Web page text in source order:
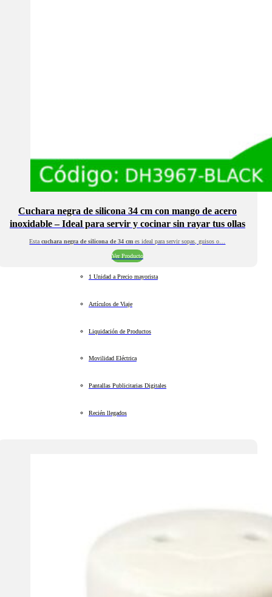
Cuchara negra de silicona 34 cm con mango de acero
inoxidable – Ideal para servir y cocinar sin rayar tus ollas
Estacuchara negra de silicona de 34 cm es ideal para servir sopas, guisos o…
Ver Producto
1 Unidad a Precio mayorista
Artículos de Viaje
Liquidación de Productos
Movilidad Eléctrica
Pantallas Publicitarias Digitales
Recién llegados